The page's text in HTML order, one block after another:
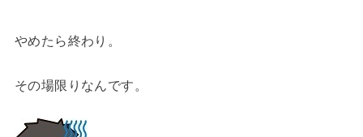
やめたら終わり。
その場限りなんです。